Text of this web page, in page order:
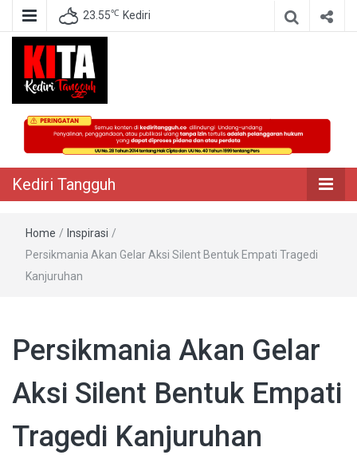
23.55℃ Kediri
Kediri Tangguh
Berita Akurat Terpercaya
Kediri Tangguh
Home / Inspirasi /
Persikmania Akan Gelar Aksi Silent Bentuk Empati Tragedi
Kanjuruhan
Persikmania Akan Gelar
Aksi Silent Bentuk Empati
Tragedi Kanjuruhan